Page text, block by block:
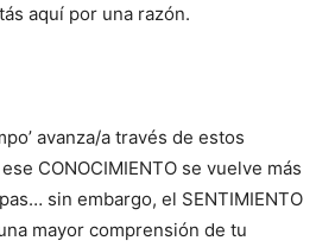
aquí por una razón.
avanza/a través de estos
CONOCIMIENTO se vuelve más
sin embargo, el SENTIMIENTO
mayor comprensión de tu